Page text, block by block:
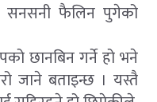
सनसनी फैलिन पुगेको
छानबिन गर्ने हो भने
जाने बताइन्छ । यस्तै